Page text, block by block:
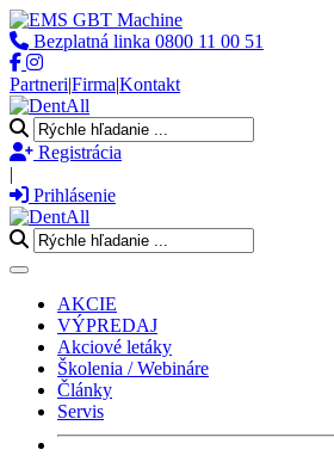
Bezplatná linka 0800 11 00 51
Partneri|Firma|Kontakt
Registrácia
|
Prihlásenie
Toggle navigation
AKCIE
VÝPREDAJ
Akciové letáky
Školenia / Webináre
Články
Servis